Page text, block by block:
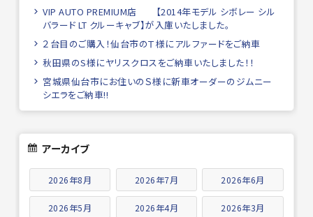
VIP AUTO PREMIUM店 【2014年モデル シボレー シル
バラード LT クルーキャブ】が入庫いたしました。
２台目のご購入！仙台市のＴ様にアルファードをご納車
秋田県のS様にヤリスクロスをご納車いたしました！！
宮城県仙台市にお住いのＳ様に新車オーダーのジムニー
シエラをご納車!!
アーカイブ
2026年8月 2026年7月 2026年6月
2026年5月 2026年4月 2026年3月